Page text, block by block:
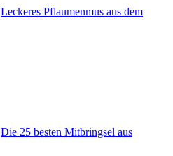
Leckeres Pflaumenmus aus dem
Die 25 besten Mitbringsel aus